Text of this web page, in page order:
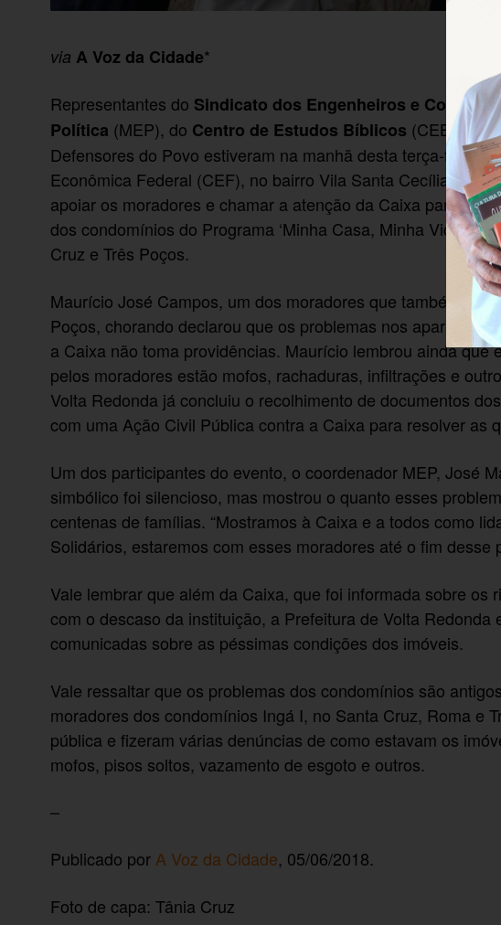
via A Voz da Cidade*
Representantes do Sindicato dos Engenheiros e
Política (MEP), do Centro de Estudos Bíblicos (CEBI),
Defensores do Povo estiveram na manhã desta terça-feira,
Econômica Federal (CEF), no bairro Vila Santa Cecília. O
apoiar os moradores e chamar a atenção da Caixa para
dos condomínios do Programa ‘Minha Casa, Minha Vida’
Cruz e Três Poços.
Maurício José Campos, um dos moradores que também
Poços, chorando declarou que os problemas nos
a Caixa não toma providências. Maurício lembrou ainda que
pelos moradores estão mofos, rachaduras, infiltrações e
Volta Redonda já concluiu o recolhimento de documentos
com uma Ação Civil Pública contra a Caixa para resolver as
Um dos participantes do evento, o coordenador MEP, José
simbólico foi silencioso, mas mostrou o quanto esses
centenas de famílias. “Mostramos à Caixa e a todos como
Solidários, estaremos com esses moradores até o fim desse
Vale lembrar que além da Caixa, que foi informada sobre os
com o descaso da instituição, a Prefeitura de Volta Redonda
comunicadas sobre as péssimas condições dos imóveis.
Vale ressaltar que os problemas dos condomínios são
moradores dos condomínios Ingá I, no Santa Cruz, Roma e
pública e fizeram várias denúncias de como estavam os
mofos, pisos soltos, vazamento de esgoto e outros.
–
Publicado por A Voz da Cidade, 05/06/2018.
Foto de capa: Tânia Cruz